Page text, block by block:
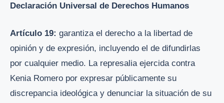
Declaración Universal de Derechos Humanos
Artículo 19: garantiza el derecho a la libertad de
opinión y de expresión, incluyendo el de difundirlas
por cualquier medio. La represalia ejercida contra
Kenia Romero por expresar públicamente su
discrepancia ideológica y denunciar la situación de su